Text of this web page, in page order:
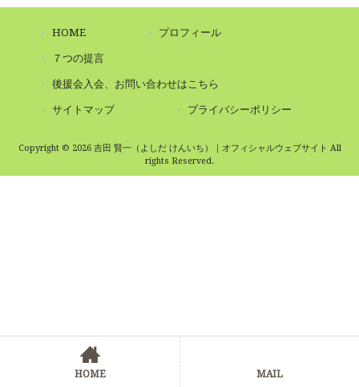
HOME プロフィール
７つの提言
後援会入会、お問い合わせはこちら
サイトマップ プライバシーポリシー
Copyright © 2026 吉田 賢一（よしだ けんいち）｜オフィシャルウェブサイト All
rights Reserved.
HOME MAIL